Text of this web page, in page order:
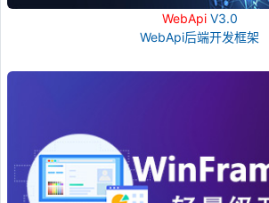
WebApiV3.0
WebApi后端开发框架